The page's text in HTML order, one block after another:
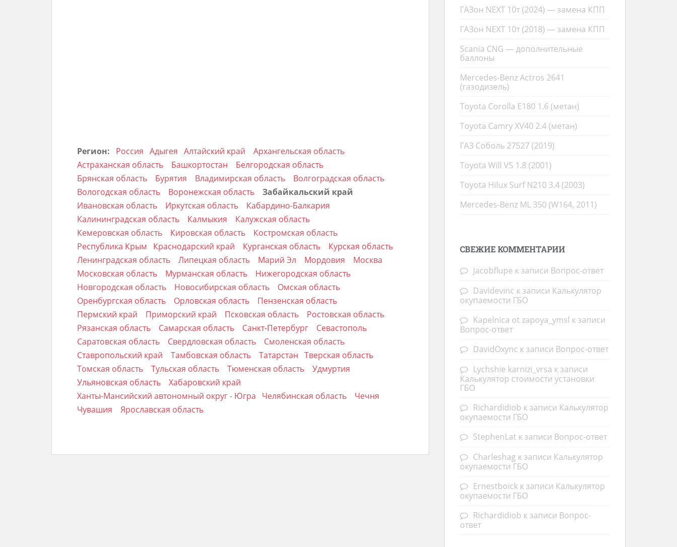
Регион: Россия Адыгея Алтайский край
Архангельская область
Астраханская область
Башкортостан
Белгородская область
Брянская область
Бурятия Владимирская область
Волгоградская область
Вологодская область
Воронежская область
Забайкальский край
Ивановская область
Иркутская область
Кабардино-Балкария
Калининградская область
Калмыкия
Калужская область
Кемеровская область
Кировская область
Костромская область
Республика Крым
Краснодарский край Курганская область
Курская область
Ленинградская область
Липецкая область Марий Эл Мордовия
Москва
Московская область
Мурманская область
Нижегородская область
Новгородская область
Новосибирская область
Омская область
Оренбургская область
Орловская область
Пензенская область
Пермский край
Приморский край Псковская область
Ростовская область
Рязанская область
Самарская область Санкт-Петербург
Севастополь
Саратовская область
Свердловская область
Смоленская область
Ставропольский край
Тамбовская область Татарстан Тверская область
Томская область
Тульская область Тюменская область
Удмуртия
Ульяновская область
Хабаровский край
Ханты-Мансийский автономный округ - Югра
Челябинская область
Чечня
Чувашия
Ярославская область
ГАЗон NEXT 10т (2024) — замена КПП
ГАЗон NEXT 10т (2018) — замена КПП
Scania CNG — дополнительные
баллоны
Mercedes-Benz Actros 2641
(газодизель)
Toyota Corolla E180 1.6 (метан)
Toyota Camry XV40 2.4 (метан)
ГАЗ Соболь 27527 (2019)
Toyota Will VS 1.8 (2001)
Toyota Hilux Surf N210 3.4 (2003)
Mercedes-Benz ML 350 (W164, 2011)
СВЕЖИЕ КОММЕНТАРИИ
Jacobflupe к записи Вопрос-ответ
Davidevinc к записи Калькулятор
окупаемости ГБО
Kapelnica ot zapoya_ymsl к записи
Вопрос-ответ
DavidOxync к записи Вопрос-ответ
Lychshie karnizi_vrsa к записи
Калькулятор стоимости установки
ГБО
Richardidiob к записи Калькулятор
окупаемости ГБО
StephenLat к записи Вопрос-ответ
Charleshag к записи Калькулятор
окупаемости ГБО
Ernestboick к записи Калькулятор
окупаемости ГБО
Richardidiob к записи Вопрос-
ответ